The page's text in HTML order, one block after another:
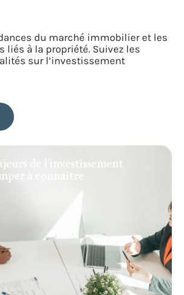
du marché immobilier et les
liés à la propriété. Suivez les
sur l’investissement
de l’investissement
à connaître